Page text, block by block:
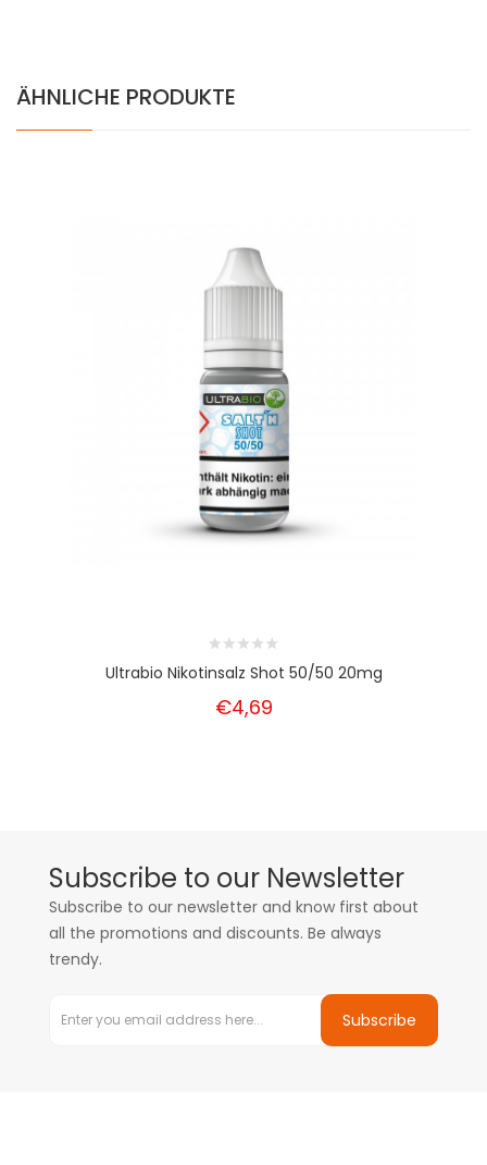
ÄHNLICHE PRODUKTE
Ultrabio Nikotinsalz Shot 50/50 20mg
€4,69
Subscribe to our Newsletter
Subscribe to our newsletter and know first about
all the promotions and discounts. Be always
trendy.
Subscribe